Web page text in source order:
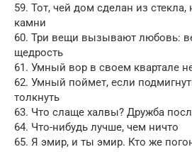
59. Тот, чей дом сделан из
камни
60. Три вещи вызывают любовь:
щедрость
61. Умный вор в своем квартале
62. Умный поймет, если
толкнуть
63. Что слаще халвы? Дружба
64. Что-нибудь лучше, чем ничто
65. Я эмир, и ты эмир. Кто же